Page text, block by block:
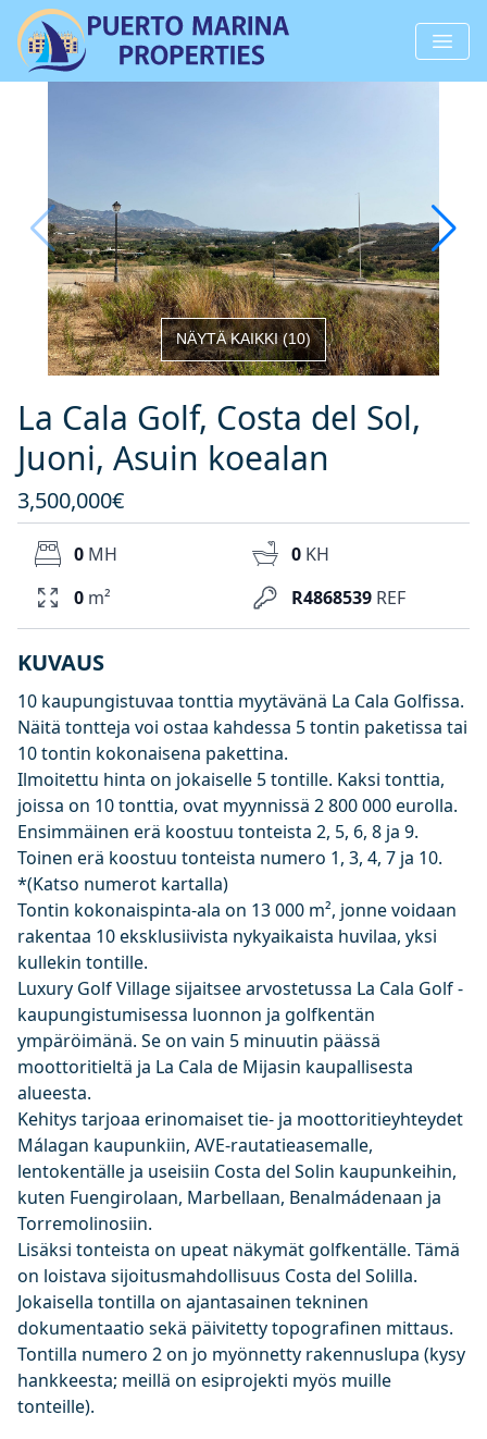
NÄYTÄ KAIKKI(10)
La Cala Golf, Costa del Sol,
Juoni, Asuin koealan
3,500,000€
R4868539 REF
0 MH 0 KH
0 m²
KUVAUS
10 kaupungistuvaa tonttia myytävänä La Cala Golfissa.
Näitä tontteja voi ostaa kahdessa 5 tontin paketissa tai
10 tontin kokonaisena pakettina.
Ilmoitettu hinta on jokaiselle 5 tontille. Kaksi tonttia,
joissa on 10 tonttia, ovat myynnissä 2 800 000 eurolla.
Ensimmäinen erä koostuu tonteista 2, 5, 6, 8 ja 9.
Toinen erä koostuu tonteista numero 1, 3, 4, 7 ja 10.
*(Katso numerot kartalla)
Tontin kokonaispinta-ala on 13 000 m², jonne voidaan
rakentaa 10 eksklusiivista nykyaikaista huvilaa, yksi
kullekin tontille.
Luxury Golf Village sijaitsee arvostetussa La Cala Golf -
kaupungistumisessa luonnon ja golfkentän
ympäröimänä. Se on vain 5 minuutin päässä
moottoritieltä ja La Cala de Mijasin kaupallisesta
alueesta.
Kehitys tarjoaa erinomaiset tie- ja moottoritieyhteydet
Málagan kaupunkiin, AVE-rautatieasemalle,
lentokentälle ja useisiin Costa del Solin kaupunkeihin,
kuten Fuengirolaan, Marbellaan, Benalmádenaan ja
Torremolinosiin.
Lisäksi tonteista on upeat näkymät golfkentälle. Tämä
on loistava sijoitusmahdollisuus Costa del Solilla.
Jokaisella tontilla on ajantasainen tekninen
dokumentaatio sekä päivitetty topografinen mittaus.
Tontilla numero 2 on jo myönnetty rakennuslupa (kysy
hankkeesta; meillä on esiprojekti myös muille
tonteille).